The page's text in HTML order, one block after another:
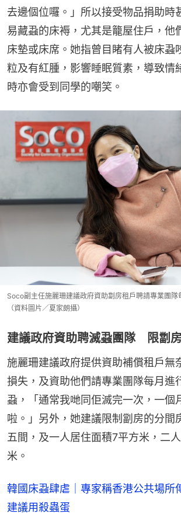
去邊個位囉。」所以接受物品捐助時
易藏蝨的床褥，尤其是籠屋住戶，他
床墊或床席。她指曾目睹有人被床蝨
粒及有紅腫，影響睡眠質素，導致情
時亦會受到同學的嘲笑。
Soco副主任施麗珊建議政府資助劏房租戶聘請專業團隊
（資料圖片／夏家朗攝）
建議政府資助聘滅蝨團隊 限劏
施麗珊建議政府提供資助補償租戶無
損失，及資助他們請專業團隊每月進
蝨，「通常我哋同佢滅完一次，一個
啦。」另外，她建議限制劏房的分間
五間，及一人居住面積7平方米，二
米。
韓國床蝨肆虐｜專家稱香港公共場
建議用殺蟲蛋